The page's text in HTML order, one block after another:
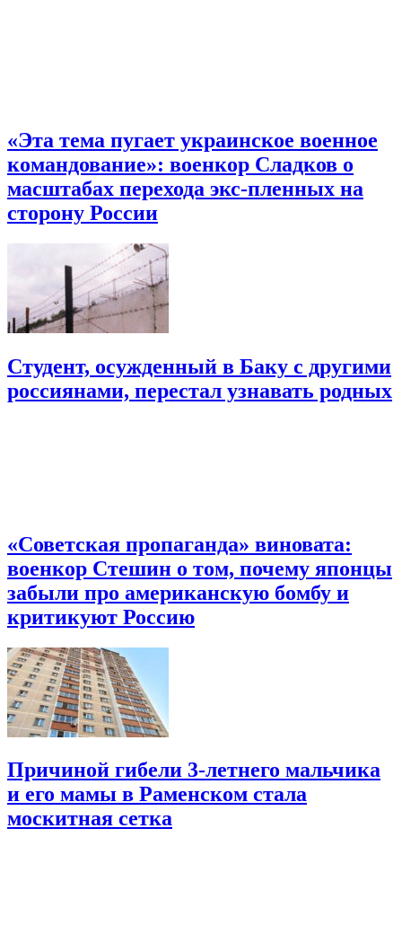
«Эта тема пугает украинское военное
командование»: военкор Сладков о
масштабах перехода экс-пленных на
сторону России
Студент, осужденный в Баку с другими
россиянами, перестал узнавать родных
«Советская пропаганда» виновата:
военкор Стешин о том, почему японцы
забыли про американскую бомбу и
критикуют Россию
Причиной гибели 3-летнего мальчика
и его мамы в Раменском стала
москитная сетка